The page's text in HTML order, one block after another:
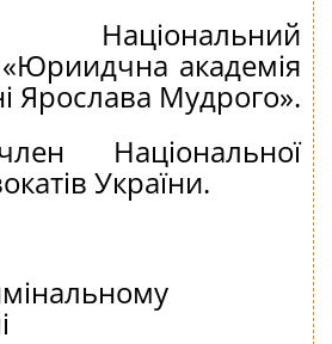
«Юриидчна академія
Ярослава Мудрого».
Національної
України.